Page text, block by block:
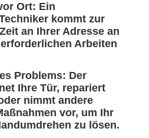
Ort: Ein
kommt zur
an Ihrer Adresse an
Arbeiten
Problems: Der
Ihre Tür, repariert
nimmt andere
vor, um Ihr
zu lösen.